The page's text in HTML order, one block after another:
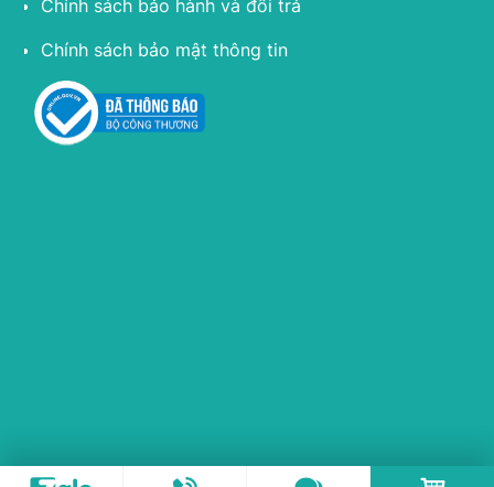
Chính sách bảo hành và đổi trả
Chính sách bảo mật thông tin